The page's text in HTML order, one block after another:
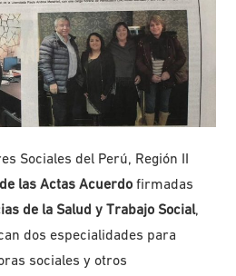
Sociales del Perú, Región II
las Actas Acuerdo firmadas
de la Salud y Trabajo Social,
dos especialidades para
sociales y otros